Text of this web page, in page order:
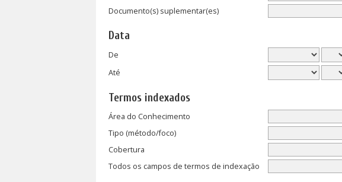
Documento(s) suplementar(es)
Data
De
Até
Termos indexados
Área do Conhecimento
Tipo (método/foco)
Cobertura
Todos os campos de termos de indexação